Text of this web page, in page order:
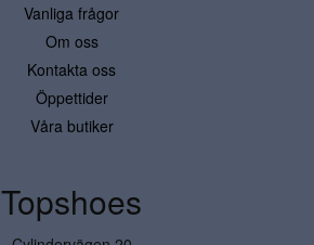
Vanliga frågor
Om oss
Kontakta oss
Öppettider
Våra butiker
Topshoes